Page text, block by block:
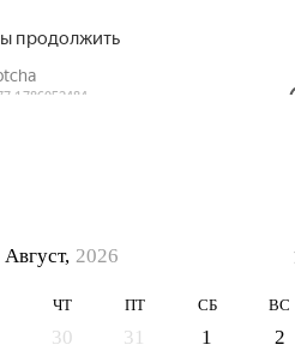
Август, 2026
ЧТ ПТ СБ ВС
30 31 1 2